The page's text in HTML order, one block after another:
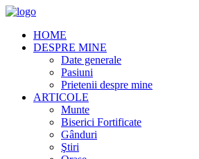
HOME
DESPRE MINE
Date generale
Pasiuni
Prietenii despre mine
ARTICOLE
Munte
Biserici Fortificate
Gânduri
Ştiri